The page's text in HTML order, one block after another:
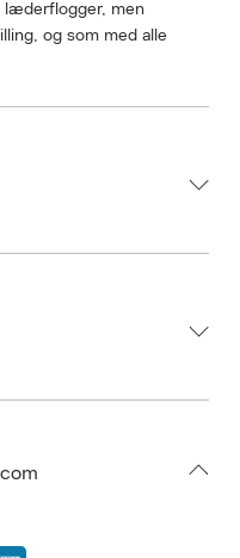
læderflogger, men
og som med alle